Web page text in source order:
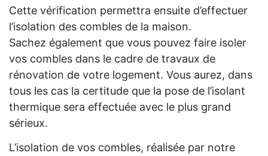
Cette vérification permettra ensuite d’effectuer
l’isolation des combles de la maison.
Sachez également que vous pouvez faire isoler
vos combles dans le cadre de travaux de
rénovation de votre logement. Vous aurez, dans
tous les cas la certitude que la pose de l’isolant
thermique sera effectuée avec le plus grand
sérieux.
L’isolation de vos combles, réalisée par notre